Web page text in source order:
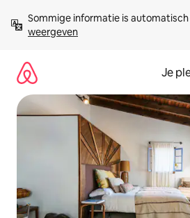
direct
naar
Sommige informatie is
weergeven
Je